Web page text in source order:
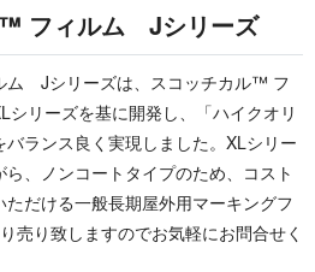
フィルム Jシリーズ
Jシリーズは、スコッチカル™ フ
シリーズを基に開発し、「ハイクオリ
ランス良く実現しました。XLシリー
、ノンコートタイプのため、コスト
だける一般長期屋外用マーキングフ
売り致しますのでお気軽にお問合せく